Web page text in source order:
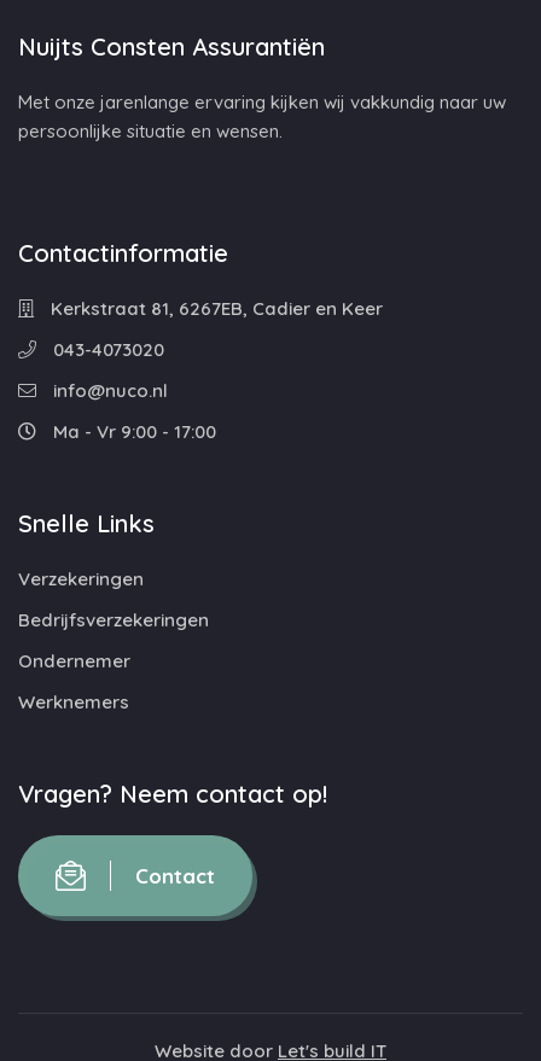
Nuijts Consten Assurantiën
Met onze jarenlange ervaring kijken wij vakkundig naar uw
persoonlijke situatie en wensen.
Contactinformatie
Kerkstraat 81, 6267EB, Cadier en Keer
043-4073020
info@nuco.nl
Ma - Vr 9:00 - 17:00
Snelle Links
Verzekeringen
Bedrijfsverzekeringen
Ondernemer
Werknemers
Vragen? Neem contact op!
Contact
Website door Let's build IT